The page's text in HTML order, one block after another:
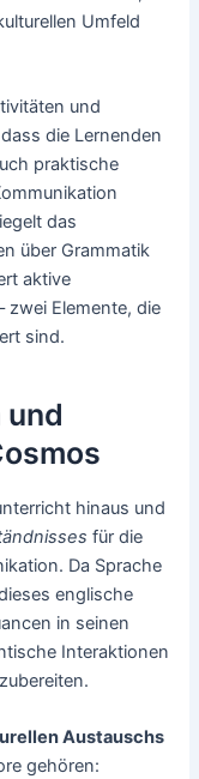
Umfeld
und
die Lernenden
praktische
das
über Grammatik
aktive
zwei Elemente, die
sind.
hinaus und
für die
Da Sprache
englische
in seinen
Interaktionen
Austauschs
gehören: